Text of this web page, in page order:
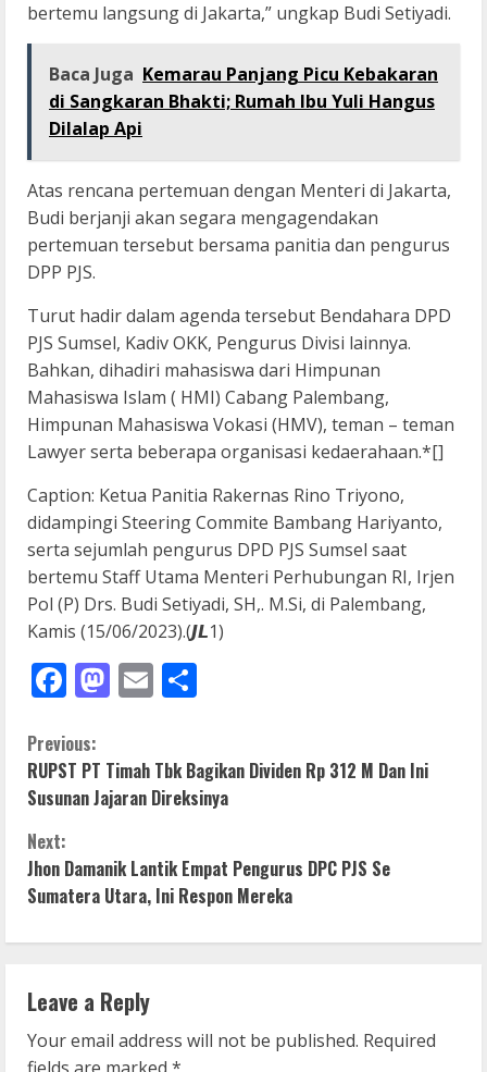
bertemu langsung di Jakarta,” ungkap Budi Setiyadi.
Baca Juga Kemarau Panjang Picu Kebakaran
di Sangkaran Bhakti; Rumah Ibu Yuli Hangus
Dilalap Api
Atas rencana pertemuan dengan Menteri di Jakarta,
Budi berjanji akan segara mengagendakan
pertemuan tersebut bersama panitia dan pengurus
DPP PJS.
Turut hadir dalam agenda tersebut Bendahara DPD
PJS Sumsel, Kadiv OKK, Pengurus Divisi lainnya.
Bahkan, dihadiri mahasiswa dari Himpunan
Mahasiswa Islam ( HMI) Cabang Palembang,
Himpunan Mahasiswa Vokasi (HMV), teman – teman
Lawyer serta beberapa organisasi kedaerahaan.*[]
Caption: Ketua Panitia Rakernas Rino Triyono,
didampingi Steering Commite Bambang Hariyanto,
serta sejumlah pengurus DPD PJS Sumsel saat
bertemu Staff Utama Menteri Perhubungan RI, Irjen
Pol (P) Drs. Budi Setiyadi, SH,. M.Si, di Palembang,
Kamis (15/06/2023).(𝙅𝙇1)
Facebook
Mastodon
Email
C
o
n
t
i
n
u
Previous:
RUPST PT Timah Tbk Bagikan Dividen Rp 312 M Dan Ini
Susunan Jajaran Direksinya
Next:
Jhon Damanik Lantik Empat Pengurus DPC PJS Se
Sumatera Utara, Ini Respon Mereka
Leave a Reply
Your email address will not be published. Required